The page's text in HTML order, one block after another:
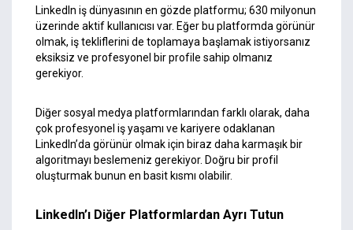
LinkedIn iş dünyasının en gözde platformu; 630 milyonun
üzerinde aktif kullanıcısı var. Eğer bu platformda görünür
olmak, iş tekliflerini de toplamaya başlamak istiyorsanız
eksiksiz ve profesyonel bir profile sahip olmanız
gerekiyor.
Diğer sosyal medya platformlarından farklı olarak, daha
çok profesyonel iş yaşamı ve kariyere odaklanan
LinkedIn’da görünür olmak için biraz daha karmaşık bir
algoritmayı beslemeniz gerekiyor. Doğru bir profil
oluşturmak bunun en basit kısmı olabilir.
LinkedIn’ı Diğer Platformlardan Ayrı Tutun